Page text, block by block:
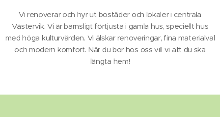
Vi renoverar och hyr ut bostäder och lokaler i centrala
Västervik. Vi är barnsligt förtjusta i gamla hus, speciellt hus
med höga kulturvärden. Vi älskar renoveringar, fina materialval
och modern komfort. När du bor hos oss vill vi att du ska
längta hem!